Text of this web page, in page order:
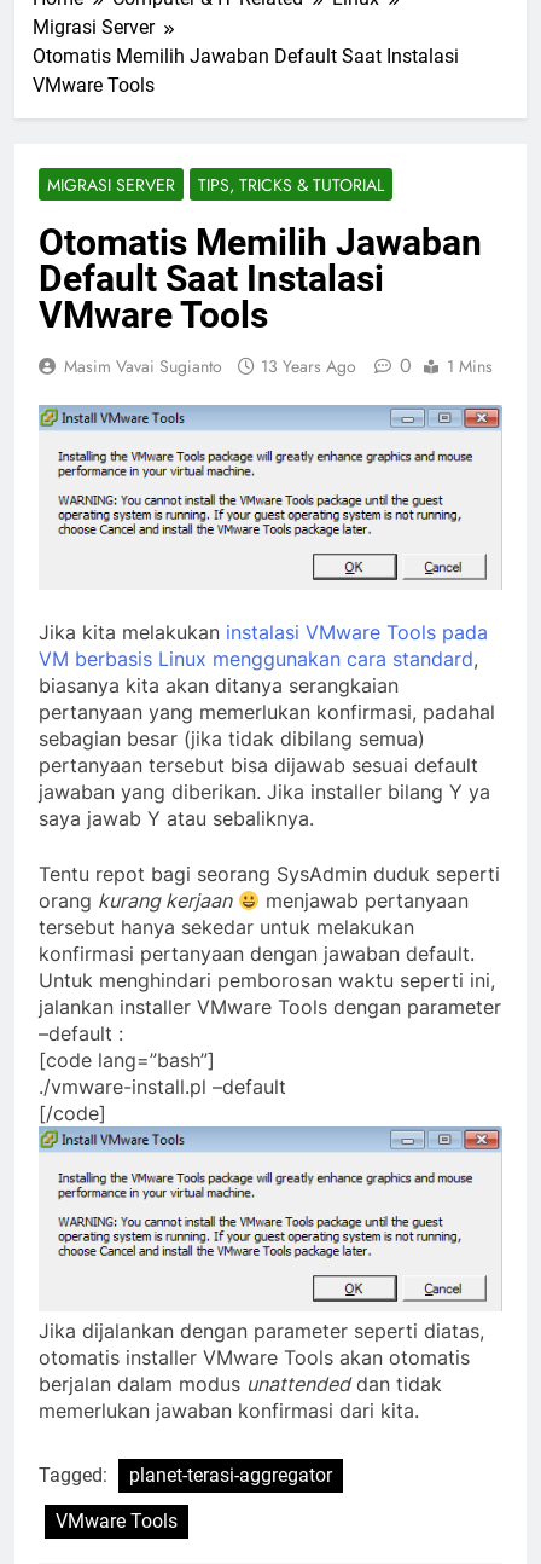
Migrasi Server
Otomatis Memilih Jawaban Default Saat Instalasi
VMware Tools
MIGRASI SERVER TIPS, TRICKS & TUTORIAL
Otomatis Memilih Jawaban
Default Saat Instalasi
VMware Tools
Masim Vavai Sugianto 13 Years Ago 0 1 Mins
Jika kita melakukan instalasi VMware Tools pada
VM berbasis Linux menggunakan cara standard,
biasanya kita akan ditanya serangkaian
pertanyaan yang memerlukan konfirmasi, padahal
sebagian besar (jika tidak dibilang semua)
pertanyaan tersebut bisa dijawab sesuai default
jawaban yang diberikan. Jika installer bilang Y ya
saya jawab Y atau sebaliknya.
Tentu repot bagi seorang SysAdmin duduk seperti
orang kurang kerjaan
menjawab pertanyaan
tersebut hanya sekedar untuk melakukan
konfirmasi pertanyaan dengan jawaban default.
Untuk menghindari pemborosan waktu seperti ini,
jalankan installer VMware Tools dengan parameter
–default :
[code lang=”bash”]
./vmware-install.pl –default
[/code]
Jika dijalankan dengan parameter seperti diatas,
otomatis installer VMware Tools akan otomatis
berjalan dalam modus unattendeddan tidak
memerlukan jawaban konfirmasi dari kita.
Tagged:
planet-terasi-aggregator
VMware Tools